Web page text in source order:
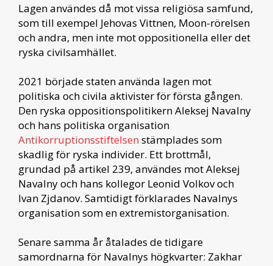
Lagen användes då mot vissa religiösa samfund,
som till exempel Jehovas Vittnen, Moon-rörelsen
och andra, men inte mot oppositionella eller det
ryska civilsamhället.
2021 började staten använda lagen mot
politiska och civila aktivister för första gången.
Den ryska oppositionspolitikern Aleksej Navalny
och hans politiska organisation
Antikorruptionsstiftelsen stämplades som
skadlig för ryska individer. Ett brottmål,
grundad på artikel 239, användes mot Aleksej
Navalny och hans kollegor Leonid Volkov och
Ivan Zjdanov. Samtidigt förklarades Navalnys
organisation som en extremistorganisation.
Senare samma år åtalades de tidigare
samordnarna för Navalnys högkvarter: Zakhar